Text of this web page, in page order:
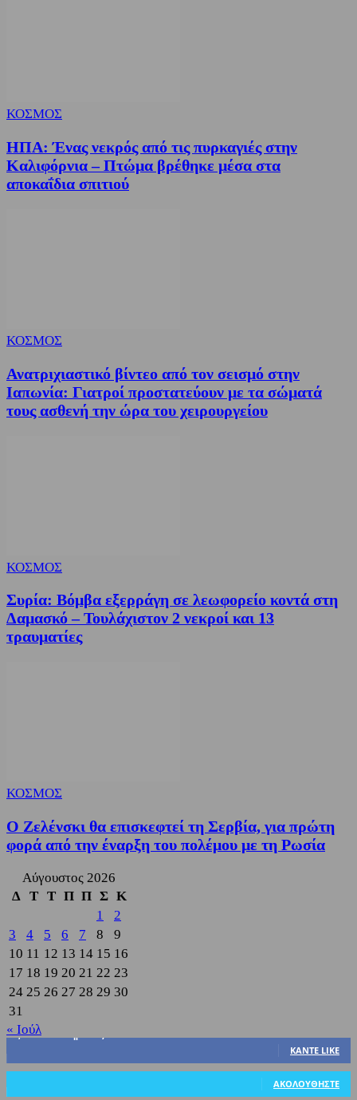
ΚΟΣΜΟΣ
ΗΠΑ: Ένας νεκρός από τις πυρκαγιές στην
Καλιφόρνια – Πτώμα βρέθηκε μέσα στα
αποκαΐδια σπιτιού
ΚΟΣΜΟΣ
Ανατριχιαστικό βίντεο από τον σεισμό στην
Ιαπωνία: Γιατροί προστατεύουν με τα σώματά
τους ασθενή την ώρα του χειρουργείου
ΚΟΣΜΟΣ
Συρία: Βόμβα εξερράγη σε λεωφορείο κοντά στη
Δαμασκό – Τουλάχιστον 2 νεκροί και 13
τραυματίες
ΚΟΣΜΟΣ
Ο Ζελένσκι θα επισκεφτεί τη Σερβία, για πρώτη
φορά από την έναρξη του πολέμου με τη Ρωσία
Αύγουστος 2026
Δ
Τ Τ Π Π Σ Κ
1
2
3
4 5 6 7 8
9
10 11 12 13 14 15 16
17 18 19 20 21 22 23
24 25 26 27 28 29 30
31
« Ιούλ
3,822
ΚΆΝΤΕ LIKE
ΑΚΟΛΟΥΘΉΣΤΕ